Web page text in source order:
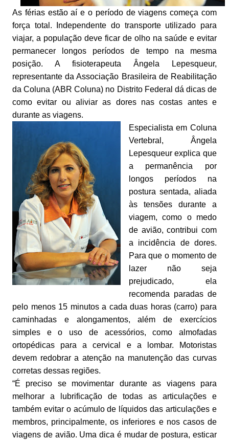
As férias estão aí e o período de viagens começa com
força total. Independente do transporte utilizado para
viajar, a população deve ficar de olho na saúde e evitar
permanecer longos períodos de tempo na mesma
posição. A fisioterapeuta Ângela Lepesqueur,
representante da Associação Brasileira de Reabilitação
da Coluna (ABR Coluna) no Distrito Federal dá dicas de
como evitar ou aliviar as dores nas costas antes e
durante as viagens.
Especialista em Coluna
Vertebral, Ângela
Lepesqueur explica que
a permanência por
longos períodos na
postura sentada, aliada
às tensões durante a
viagem, como o medo
de avião, contribui com
a incidência de dores.
Para que o momento de
lazer não seja
prejudicado, ela
recomenda paradas de
pelo menos 15 minutos a cada duas horas (carro) para
caminhadas e alongamentos, além de exercícios
simples e o uso de acessórios, como almofadas
ortopédicas para a cervical e a lombar. Motoristas
devem redobrar a atenção na manutenção das curvas
corretas dessas regiões.
“É preciso se movimentar durante as viagens para
melhorar a lubrificação de todas as articulações e
também evitar o acúmulo de líquidos das articulações e
membros, principalmente, os inferiores e nos casos de
viagens de avião. Uma dica é mudar de postura, esticar